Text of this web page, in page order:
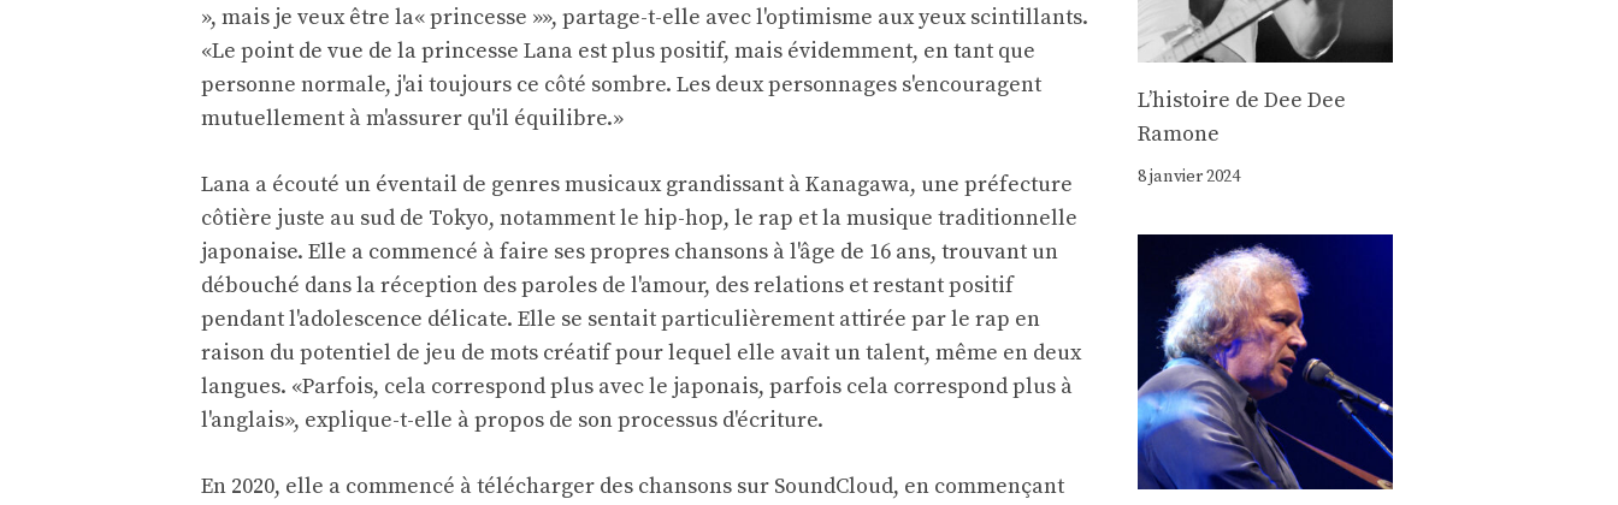
», mais je veux être la« princesse »», partage-t-elle avec l'optimisme aux yeux scintillants.
«Le point de vue de la princesse Lana est plus positif, mais évidemment, en tant que
personne normale, j'ai toujours ce côté sombre. Les deux personnages s'encouragent
mutuellement à m'assurer qu'il équilibre.»
Lana a écouté un éventail de genres musicaux grandissant à Kanagawa, une préfecture
côtière juste au sud de Tokyo, notamment le hip-hop, le rap et la musique traditionnelle
japonaise. Elle a commencé à faire ses propres chansons à l'âge de 16 ans, trouvant un
débouché dans la réception des paroles de l'amour, des relations et restant positif
pendant l'adolescence délicate. Elle se sentait particulièrement attirée par le rap en
raison du potentiel de jeu de mots créatif pour lequel elle avait un talent, même en deux
langues. «Parfois, cela correspond plus avec le japonais, parfois cela correspond plus à
l'anglais», explique-t-elle à propos de son processus d'écriture.
En 2020, elle a commencé à télécharger des chansons sur SoundCloud, en commençant
Lʼhistoire de Dee Dee
Ramone
8 janvier 2024